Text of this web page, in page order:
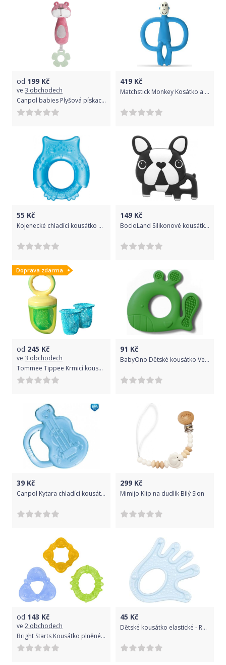
od 199 Kč
ve 3 obchodech
Canpol babies Plyšová pískací činka s kousátkem Pastel Friends růžový medvídek
419 Kč
Matchstick Monkey Kosátko a zubní kartáček bez ocásku, modrá
55 Kč
Kojenecké chladící kousátko Canpol babies sova modrá
149 Kč
BocioLand Silikonové kousátko Buldog - černé
Doprava zdarma
od 245 Kč
ve 3 obchodech
Tommee Tippee Krmicí kousátko
91 Kč
BabyOno Dětské kousátko Veleryba Pablo kat.935/02 - zelená
39 Kč
Canpol Kytara chladící kousátko
299 Kč
Mimijo Klip na dudlík Bílý Slon
od 143 Kč
ve 2 obchodech
Bright Starts Kousátko plněné vodou- 3 tvary čtverec,kytka,kroužek
45 Kč
Dětské kousátko elastické - RUČIČKA modré - Canpol